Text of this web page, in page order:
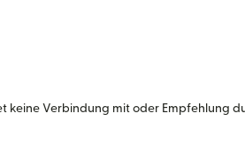
keine Verbindung mit oder Empfehlung